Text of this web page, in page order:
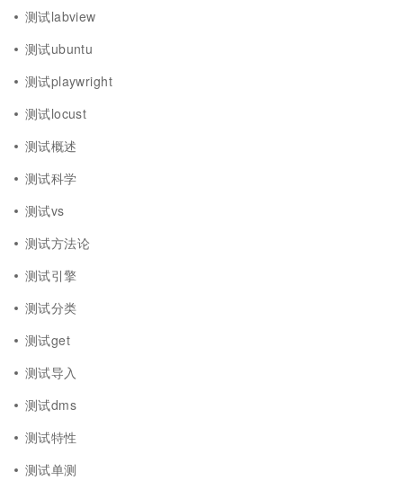
测试labview
测试ubuntu
测试playwright
测试locust
测试概述
测试科学
测试vs
测试方法论
测试引擎
测试分类
测试get
测试导入
测试dms
测试特性
测试单测